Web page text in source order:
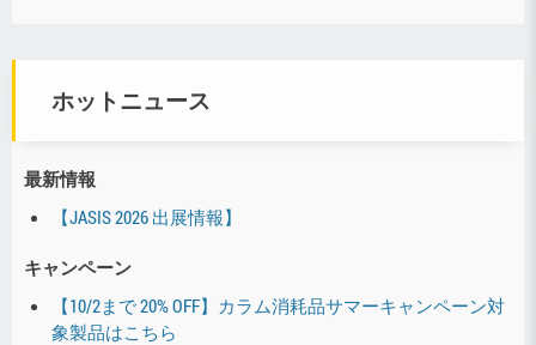
ホットニュース
最新情報
【JASIS 2026 出展情報】
キャンペーン
【10/2まで 20% OFF】カラム消耗品サマーキャンペーン対
象製品はこちら